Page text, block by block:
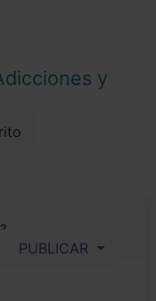
y
2
PUBLICAR